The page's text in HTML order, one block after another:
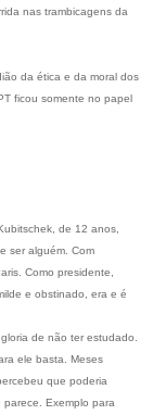
nas trambicagens da
da ética e da moral dos
ficou somente no papel
de 12 anos,
ser alguém. Com
Como presidente,
e obstinado, era e é
de não ter estudado.
ele basta. Meses
que poderia
Exemplo para